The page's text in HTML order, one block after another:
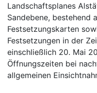
Landschaftsplanes
Sandebene, bestehend
Festsetzungskarten
Festsetzungen in der
einschließlich 20. Mai
Öffnungszeiten bei
allgemeinen